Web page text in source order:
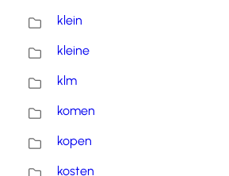
klein
kleine
klm
komen
kopen
kosten